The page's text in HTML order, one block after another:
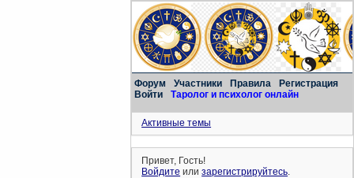
Форум Участники Правила
Регистрация
Войти
Таролог и психолог онлайн
Активные темы
Привет, Гость!
Войдите илизарегистрируйтесь.